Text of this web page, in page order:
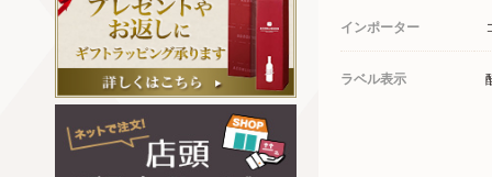
インポーター
ラベル表示